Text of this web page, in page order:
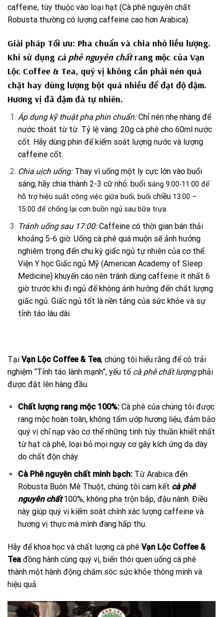
caffeine, tùy thuộc vào loại hạt (Cà phê nguyên chất
Robusta thường có lượng caffeine cao hơn Arabica).
Giải pháp Tối ưu: Pha chuẩn và chia nhỏ liều lượng.
Khi sử dụng cà phê nguyên chấtrang mộc của Vạn
Lộc Coffee & Tea, quý vị không cần phải nén quá
chặt hay dùng lượng bột quá nhiều để đạt độ đậm.
Hương vị đã đậm đà tự nhiên.
Áp dụng kỹ thuật pha phin chuẩn:Chỉ nén nhẹ nhàng để
nước thoát từ từ. Tỷ lệ vàng: 20g cà phê cho 60ml nước
cốt. Hãy dùng phin để kiểm soát lượng nước và lượng
caffeine cốt.
Chia uịch uống:Thay vì uống một ly cực lớn vào buổi
sáng, hãy chia thành 2-3 cữ nhỏ: buổi sáng 9:00-11:00 để
hỗ trợ hiệu suất công việc giữa buổi; buổi chiều 13:00 –
15:00 để chống lại cơn buồn ngủ sau bữa trưa.
Tránh uống sau 17:00:Caffeine có thời gian bán thải
khoảng 5-6 giờ. Uống cà phê quá muộn sẽ ảnh hưởng
nghiêm trọng đến chu kỳ giấc ngủ tự nhiên của cơ thể.
Viện Y học Giấc ngủ Mỹ (American Academy of Sleep
Medicine) khuyến cáo nên tránh dùng caffeine ít nhất 6
giờ trước khi đi ngủ để không ảnh hưởng đến chất lượng
giấc ngủ. Giấc ngủ tốt là nền tảng của sức khỏe và sự
tỉnh táo lâu dài.
Tại Vạn Lộc Coffee & Tea, chúng tôi hiểu rằng để có trải
nghiệm “Tỉnh táo lành mạnh”, yếu tố cà phê chất lượngphải
được đặt lên hàng đầu.
Chất lượng rang mộc 100%:Cà phê của chúng tôi được
rang mộc hoàn toàn, không tẩm ướp hương liệu, đảm bảo
quý vị chỉ nạp vào cơ thể những tinh túy thuần khiết nhất
từ hạt cà phê, loại bỏ mọi nguy cơ gây kích ứng dạ dày
do chất độn cháy.
Cà Phê nguyên chất minh bạch:Từ Arabica đến
Robusta Buôn Mê Thuột, chúng tôi cam kết cà phê
nguyên chất100%, không pha trộn bắp, đậu nành. Điều
này giúp quý vị kiểm soát chính xác lượng caffeine và
hương vị thực mà mình đang hấp thụ.
Hãy để khoa học và chất lượng cà phê Vạn Lộc Coffee &
Tea đồng hành cùng quý vị, biến thói quen uống cà phê
thành một hành động chăm sóc sức khỏe thông minh và
hiệu quả.